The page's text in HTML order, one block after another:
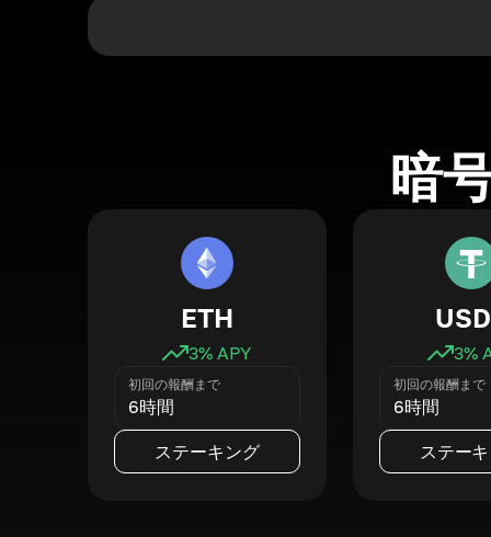
暗
ETH
3% APY
初回の報酬まで
6時間
ステーキング
3%
初回の報酬まで
6時間
ステー